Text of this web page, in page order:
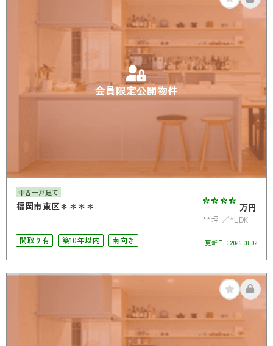
会員限定公開物件
中古一戸建て
福岡市東区＊＊＊＊ **** 万円
**坪
*LDK
間取り有
築10年以内
南向き
南面バルコニー
オール電化
更新日： 2026.08.02